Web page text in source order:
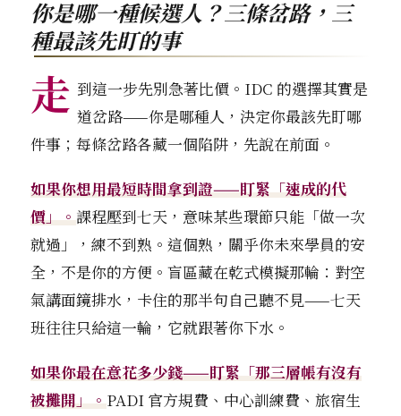
你是哪一種候選人？三條岔路，三
種最該先盯的事
走 到這一步先別急著比價。IDC 的選擇其實是
道岔路——你是哪種人，決定你最該先盯哪
件事；每條岔路各藏一個陷阱，先說在前面。
如果你想用最短時間拿到證——盯緊「速成的代
價」。課程壓到七天，意味某些環節只能「做一次
就過」，練不到熟。這個熟，關乎你未來學員的安
全，不是你的方便。盲區藏在乾式模擬那輪：對空
氣講面鏡排水，卡住的那半句自己聽不見——七天
班往往只給這一輪，它就跟著你下水。
如果你最在意花多少錢——盯緊「那三層帳有沒有
被攤開」。PADI 官方規費、中心訓練費、旅宿生